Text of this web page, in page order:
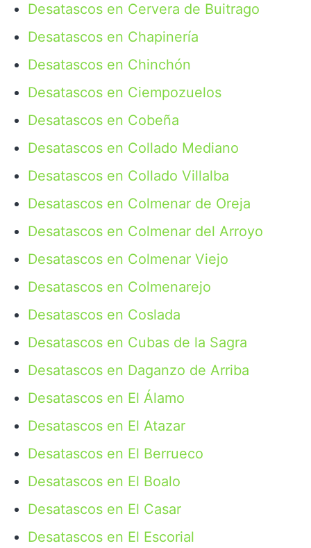
Desatascos en Cervera de Buitrago
Desatascos en Chapinería
Desatascos en Chinchón
Desatascos en Ciempozuelos
Desatascos en Cobeña
Desatascos en Collado Mediano
Desatascos en Collado Villalba
Desatascos en Colmenar de Oreja
Desatascos en Colmenar del Arroyo
Desatascos en Colmenar Viejo
Desatascos en Colmenarejo
Desatascos en Coslada
Desatascos en Cubas de la Sagra
Desatascos en Daganzo de Arriba
Desatascos en El Álamo
Desatascos en El Atazar
Desatascos en El Berrueco
Desatascos en El Boalo
Desatascos en El Casar
Desatascos en El Escorial